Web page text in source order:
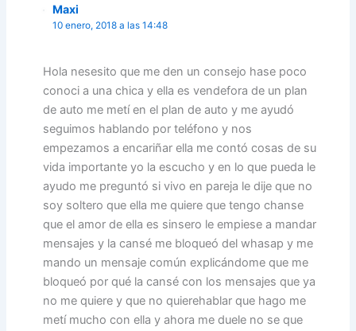
Maxi
10 enero, 2018 a las 14:48
Hola nesesito que me den un consejo hase poco
conoci a una chica y ella es vendefora de un plan
de auto me metí en el plan de auto y me ayudó
seguimos hablando por teléfono y nos
empezamos a encariñar ella me contó cosas de su
vida importante yo la escucho y en lo que pueda le
ayudo me preguntó si vivo en pareja le dije que no
soy soltero que ella me quiere que tengo chanse
que el amor de ella es sinsero le empiese a mandar
mensajes y la cansé me bloqueó del whasap y me
mando un mensaje común explicándome que me
bloqueó por qué la cansé con los mensajes que ya
no me quiere y que no quierehablar que hago me
metí mucho con ella y ahora me duele no se que